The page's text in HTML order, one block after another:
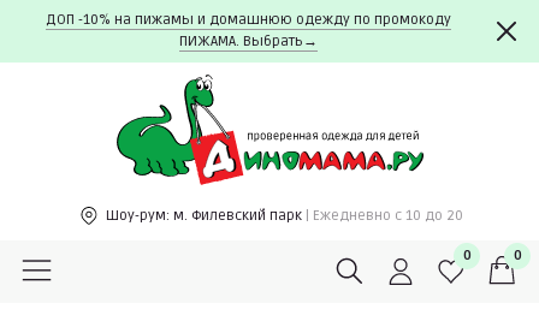
ДОП -10% на пижамы и домашнюю одежду по промокоду
ПИЖАМА. Выбрать→
Шоу-рум: м. Филевский парк | Ежедневно c 10 до 20
0 0